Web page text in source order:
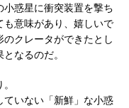
惑星に衝突装置を撃ち
意味があり、嬉しいで
クレータができたとし
なるのだ。
ていない「新鮮」な小惑